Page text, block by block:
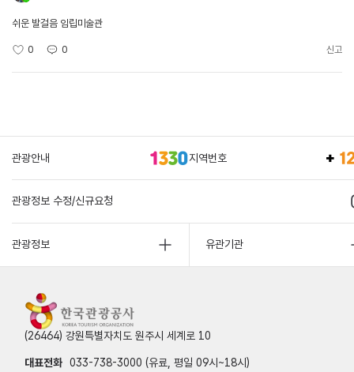
쉬운 발걸음 임립미술관
0 0 신고
관광안내 지역번호
관광정보 수정/신규요청
관광정보 유관기관
(26464) 강원특별자치도 원주시 세계로 10
대표전화 033-738-3000 (유료, 평일 09시~18시)